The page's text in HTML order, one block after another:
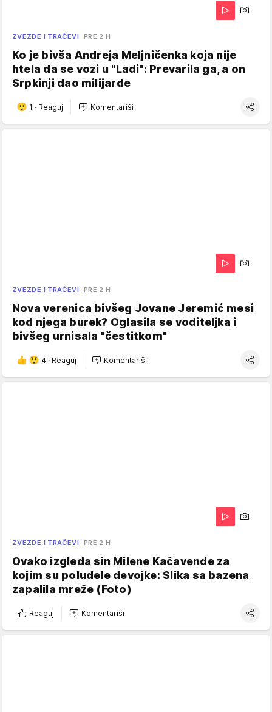
ZVEZDE I TRAČEVI PRE 2 H
Ko je bivša Andreja Meljničenka koja nije
htela da se vozi u "Ladi": Prevarila ga, a on
Srpkinji dao milijarde
1 · Reaguj Komentariši
ZVEZDE I TRAČEVI PRE 2 H
Nova verenica bivšeg Jovane Jeremić mesi
kod njega burek? Oglasila se voditeljka i
bivšeg urnisala "čestitkom"
4 · Reaguj Komentariši
ZVEZDE I TRAČEVI PRE 2 H
Ovako izgleda sin Milene Kačavende za
kojim su poludele devojke: Slika sa bazena
zapalila mreže (Foto)
Reaguj Komentariši